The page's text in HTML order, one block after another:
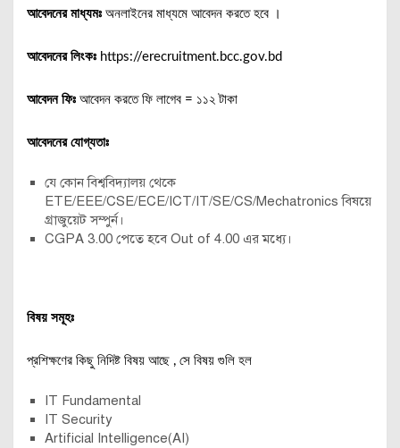
আবেদনের মাধ্যমঃ অনলাইনের মাধ্যমে আবেদন করতে হবে ।
আবেদনের লিংকঃ https://erecruitment.bcc.gov.bd
আবেদন ফিঃ আবেদন করতে ফি লাগেব = ১১২ টাকা
আবেদনের যোগ্যতাঃ
যে কোন বিশ্ববিদ্যালয় থেকে
ETE/EEE/CSE/ECE/ICT/IT/SE/CS/Mechatronics বিষয়ে
গ্রাজুয়েট সম্পুর্ন।
CGPA 3.00 পেতে হবে Out of 4.00 এর মধ্যে।
বিষয় সমূহঃ
প্রশিক্ষণের কিছু নিদিষ্ট বিষয় আছে , সে বিষয় গুলি হল
IT Fundamental
IT Security
Artificial Intelligence(AI)